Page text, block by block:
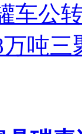
车公
万吨